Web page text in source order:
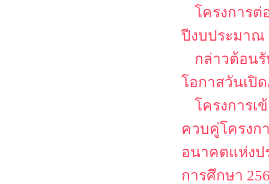
โครงการ
ปีงบประมาณ
กล่าวต้อน
โอกาสวันเปิ
โครงการเ
ควบคู่โครงก
อนาคตแห่งป
การศึกษา